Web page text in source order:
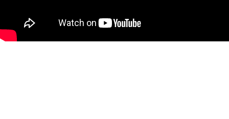
행사안내